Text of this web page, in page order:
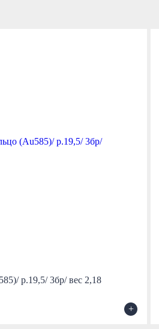
р.19,5/ 3бр/ вес 2,18
+